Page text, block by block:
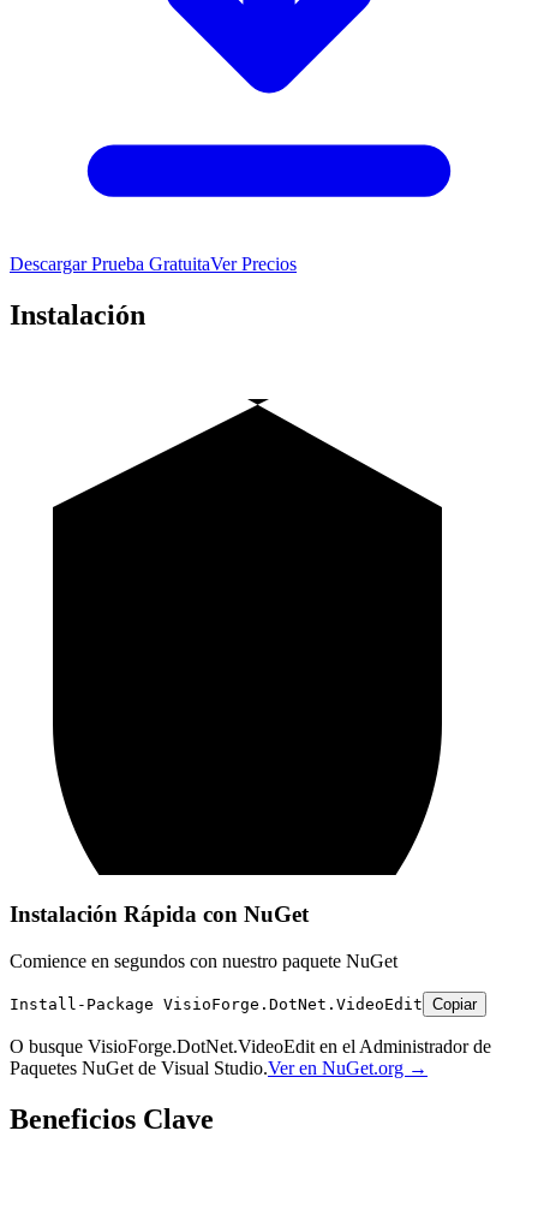
Descargar Prueba GratuitaVer Precios
Instalación
Instalación Rápida con NuGet
Comience en segundos con nuestro paquete NuGet
Install-Package VisioForge.DotNet.VideoEdit Copiar
O busque VisioForge.DotNet.VideoEdit en el Administrador de
Paquetes NuGet de Visual Studio.Ver en NuGet.org →
Beneficios Clave